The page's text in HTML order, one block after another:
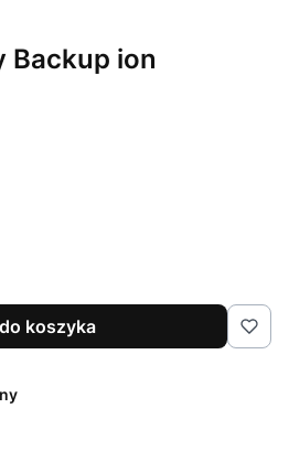
Backup ion
koszyka